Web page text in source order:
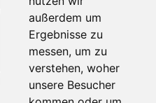
außerdem um
Ergebnisse zu
messen, um zu
verstehen, woher
unsere Besucher